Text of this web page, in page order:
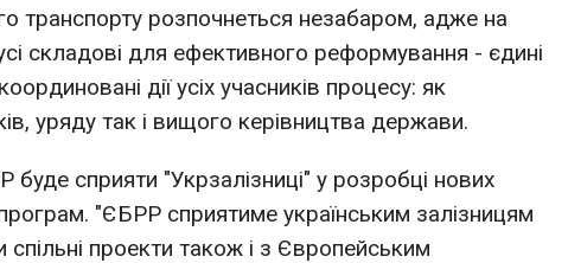
транспорту розпочнеться незабаром, адже на
складові для ефективного реформування - єдині
дії усіх учасників процесу: як
уряду так і вищого керівництва держави.
сприяти "Укрзалізниці" у розробці нових
"ЄБРР сприятиме українським залізницям
спільні проекти також і з Європейським